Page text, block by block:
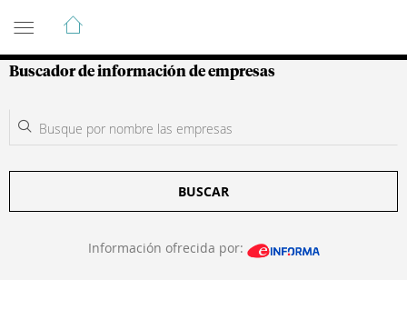
Guía de Empresas Colombianas
Buscador de información de empresas
BUSCAR
Información ofrecida por: